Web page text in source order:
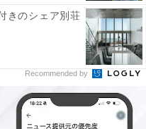
きのシェア別荘
Recommended by